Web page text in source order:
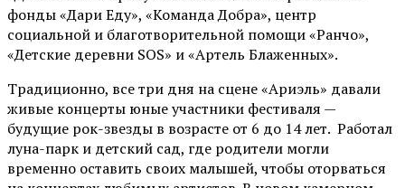
фонды «Дари Еду», «Команда Добра», центр
социальной и благотворительной помощи «Ранчо»,
«Детские деревни SOS» и «Артель Блаженных».
Традиционно, все три дня на сцене«Ариэль» давали
живые концерты юные участники фестиваля —
будущие рок-звезды в возрасте от 6 до 14 лет. Работал
луна-парк и детский сад, где родители могли
временно оставить своих малышей, чтобы оторваться